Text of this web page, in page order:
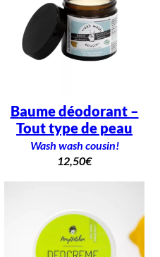
Baume déodorant –
Tout type de peau
Wash wash cousin!
12,50€